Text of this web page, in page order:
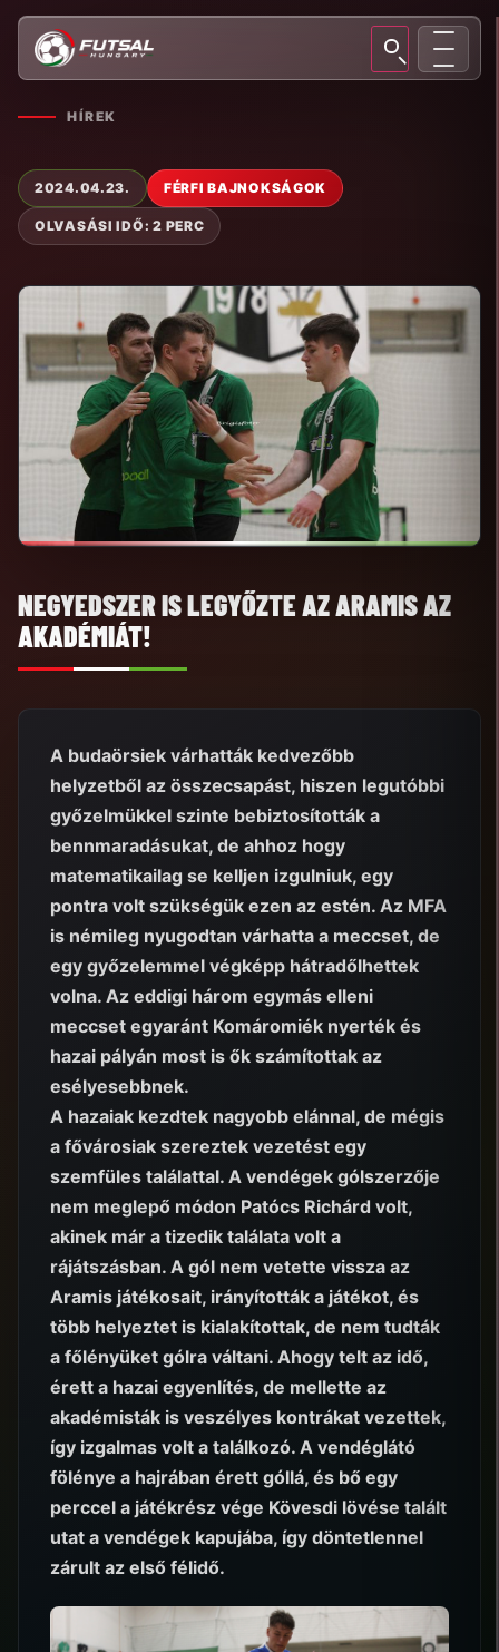
HÍREK
2024.04.23. FÉRFI BAJNOKSÁGOK
OLVASÁSI IDŐ: 2 PERC
NEGYEDSZER IS LEGYŐZTE AZ ARAMIS AZ
AKADÉMIÁT!
A budaörsiek várhatták kedvezőbb
helyzetből az összecsapást, hiszen legutóbbi
győzelmükkel szinte bebiztosították a
bennmaradásukat, de ahhoz hogy
matematikailag se kelljen izgulniuk, egy
pontra volt szükségük ezen az estén. Az MFA
is némileg nyugodtan várhatta a meccset, de
egy győzelemmel végképp hátradőlhettek
volna. Az eddigi három egymás elleni
meccset egyaránt Komáromiék nyerték és
hazai pályán most is ők számítottak az
esélyesebbnek.
A hazaiak kezdtek nagyobb elánnal, de mégis
a fővárosiak szereztek vezetést egy
szemfüles találattal. A vendégek gólszerzője
nem meglepő módon Patócs Richárd volt,
akinek már a tizedik találata volt a
rájátszásban. A gól nem vetette vissza az
Aramis játékosait, irányították a játékot, és
több helyeztet is kialakítottak, de nem tudták
a főlényüket gólra váltani. Ahogy telt az idő,
érett a hazai egyenlítés, de mellette az
akadémisták is veszélyes kontrákat vezettek,
így izgalmas volt a találkozó. A vendéglátó
fölénye a hajrában érett góllá, és bő egy
perccel a játékrész vége Kövesdi lövése talált
utat a vendégek kapujába, így döntetlennel
zárult az első félidő.